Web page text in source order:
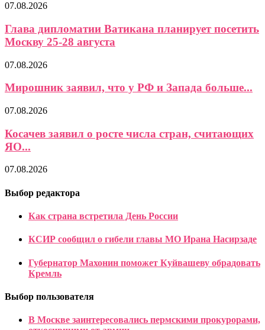
07.08.2026
Глава дипломатии Ватикана планирует посетить
Москву 25-28 августа
07.08.2026
Мирошник заявил, что у РФ и Запада больше...
07.08.2026
Косачев заявил о росте числа стран, считающих
ЯО...
07.08.2026
Выбор редактора
Как страна встретила День России
КСИР сообщил о гибели главы МО Ирана Насирзаде
Губернатор Махонин поможет Куйвашеву обрадовать
Кремль
Выбор пользователя
В Москве заинтересовались пермскими прокурорами,